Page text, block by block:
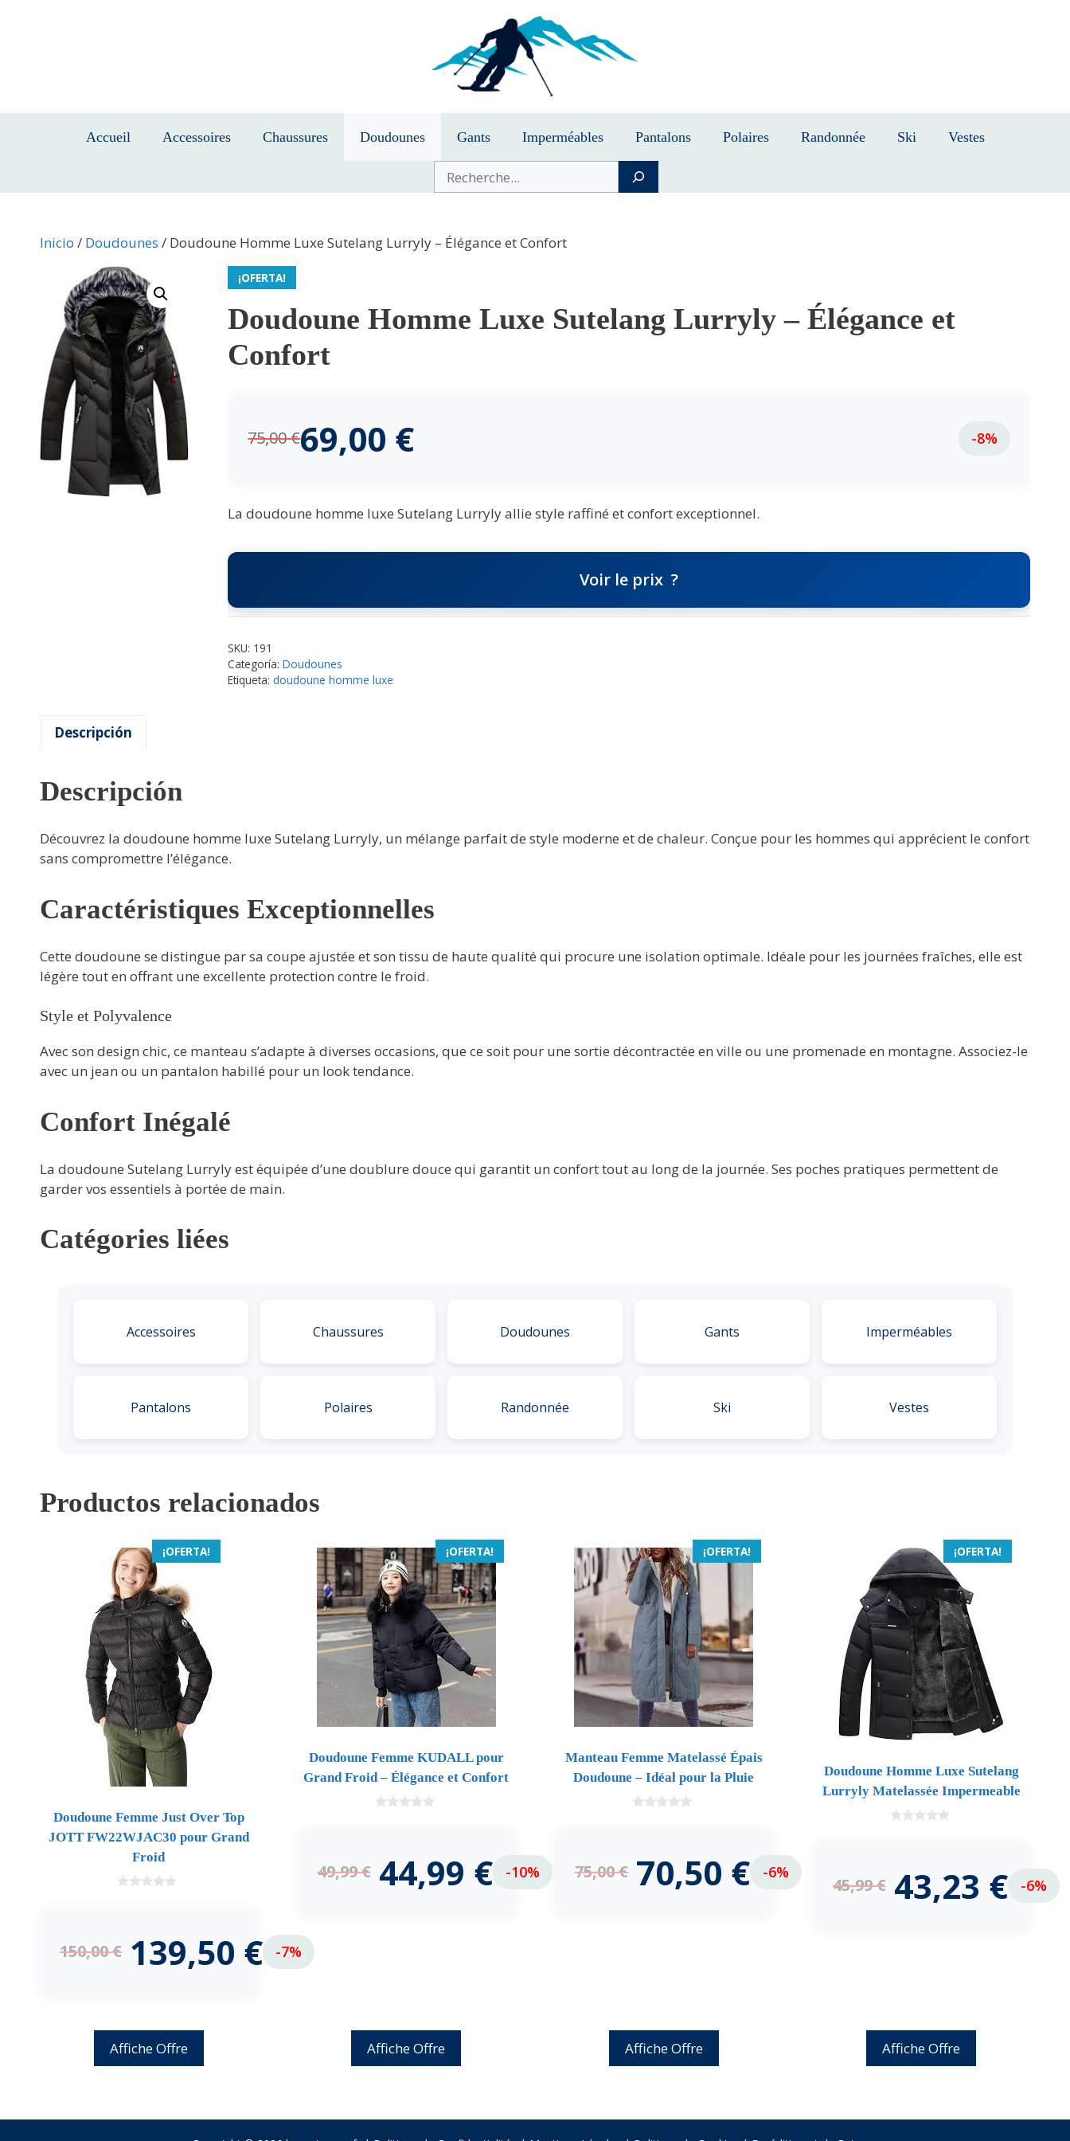
Accueil Accessoires Chaussures Doudounes Gants Imperméables Pantalons Polaires Randonnée Ski Vestes
Buscar
Inicio / Doudounes / Doudoune Homme Luxe Sutelang Lurryly – Élégance et Confort
¡OFERTA!
Doudoune Homme Luxe Sutelang Lurryly – Élégance et
Confort
75,00€69,00 € -8%
La doudoune homme luxe Sutelang Lurryly allie style raffiné et confort exceptionnel.
Voir le prix
SKU: 191
Categoría:Doudounes
Etiqueta: doudoune homme luxe
Descripción
Descripción
Découvrez la doudoune homme luxe Sutelang Lurryly, un mélange parfait de style moderne et de chaleur. Conçue pour les hommes qui apprécient le confort
sans compromettre l’élégance.
Caractéristiques Exceptionnelles
Cette doudoune se distingue par sa coupe ajustée et son tissu de haute qualité qui procure une isolation optimale. Idéale pour les journées fraîches, elle est
légère tout en offrant une excellente protection contre le froid.
Style et Polyvalence
Avec son design chic, ce manteau s’adapte à diverses occasions, que ce soit pour une sortie décontractée en ville ou une promenade en montagne. Associez-le
avec un jean ou un pantalon habillé pour un look tendance.
Confort Inégalé
La doudoune Sutelang Lurryly est équipée d’une doublure douce qui garantit un confort tout au long de la journée. Ses poches pratiques permettent de
garder vos essentiels à portée de main.
Catégories liées
Accessoires Chaussures Doudounes Gants Imperméables
Pantalons Polaires Randonnée Ski Vestes
Productos relacionados
¡OFERTA!
Doudoune Femme Just Over Top
JOTT FW22WJAC30 pour Grand
Froid
150,00€ 139,50 € -7%
Affiche Offre
¡OFERTA!
Doudoune Femme KUDALL pour
Grand Froid – Élégance et Confort
49,99€ 44,99 € -10%
Affiche Offre
¡OFERTA!
Manteau Femme Matelassé Épais
Doudoune – Idéal pour la Pluie
75,00€ 70,50 € -6%
Affiche Offre
¡OFERTA!
Doudoune Homme Luxe Sutelang
Lurryly Matelassée Impermeable
45,99€ 43,23 € -6%
Affiche Offre